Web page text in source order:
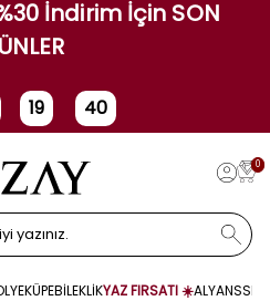
İndirim İçin SON
19 40
0
KÜPEBİLEKLİKYAZ FIRSATI ☀️ALYANS